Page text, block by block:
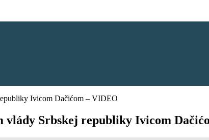
Ivicom Dačićom – VIDEO
Srbskej republiky Ivicom